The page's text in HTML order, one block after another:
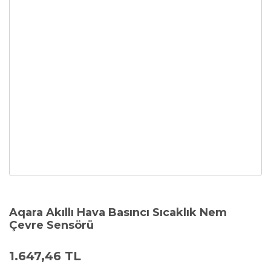
Aqara Akıllı Hava Basıncı Sıcaklık Nem
Çevre Sensörü
1.647,46 TL